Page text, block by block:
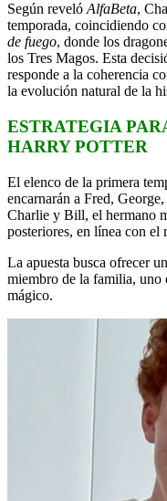
Según reveló AlfaBeta,
temporada, coincidiendo
de fuego, donde los
los Tres Magos. Esta
responde a la coherencia
la evolución natural de la
ESTRATEGIA
HARRY POTTER
El elenco de la primera
encarnarán a Fred,
Charlie y Bill, el hermano
posteriores, en línea con
La apuesta busca ofrecer
miembro de la familia, uno
mágico.